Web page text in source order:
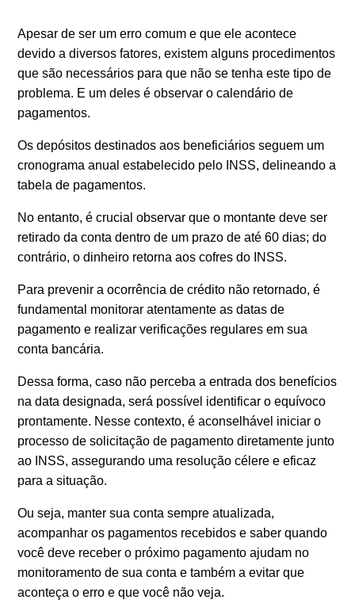
Apesar de ser um erro comum e que ele acontece
devido a diversos fatores, existem alguns procedimentos
que são necessários para que não se tenha este tipo de
problema. E um deles é observar o calendário de
pagamentos.
Os depósitos destinados aos beneficiários seguem um
cronograma anual estabelecido pelo INSS, delineando a
tabela de pagamentos.
No entanto, é crucial observar que o montante deve ser
retirado da conta dentro de um prazo de até 60 dias; do
contrário, o dinheiro retorna aos cofres do INSS.
Para prevenir a ocorrência de crédito não retornado, é
fundamental monitorar atentamente as datas de
pagamento e realizar verificações regulares em sua
conta bancária.
Dessa forma, caso não perceba a entrada dos benefícios
na data designada, será possível identificar o equívoco
prontamente. Nesse contexto, é aconselhável iniciar o
processo de solicitação de pagamento diretamente junto
ao INSS, assegurando uma resolução célere e eficaz
para a situação.
Ou seja, manter sua conta sempre atualizada,
acompanhar os pagamentos recebidos e saber quando
você deve receber o próximo pagamento ajudam no
monitoramento de sua conta e também a evitar que
aconteça o erro e que você não veja.